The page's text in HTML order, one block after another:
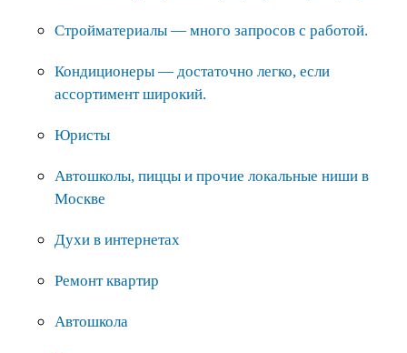
Стройматериалы — много запросов с работой.
Кондиционеры — достаточно легко, если
ассортимент широкий.
Юристы
Автошколы, пиццы и прочие локальные ниши в
Москве
Духи в интернетах
Ремонт квартир
Автошкола